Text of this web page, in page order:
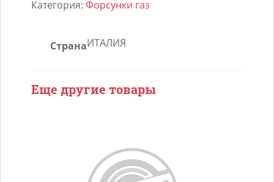
Категория: Форсунки газ
СтранаИТАЛИЯ
Еще другие товары